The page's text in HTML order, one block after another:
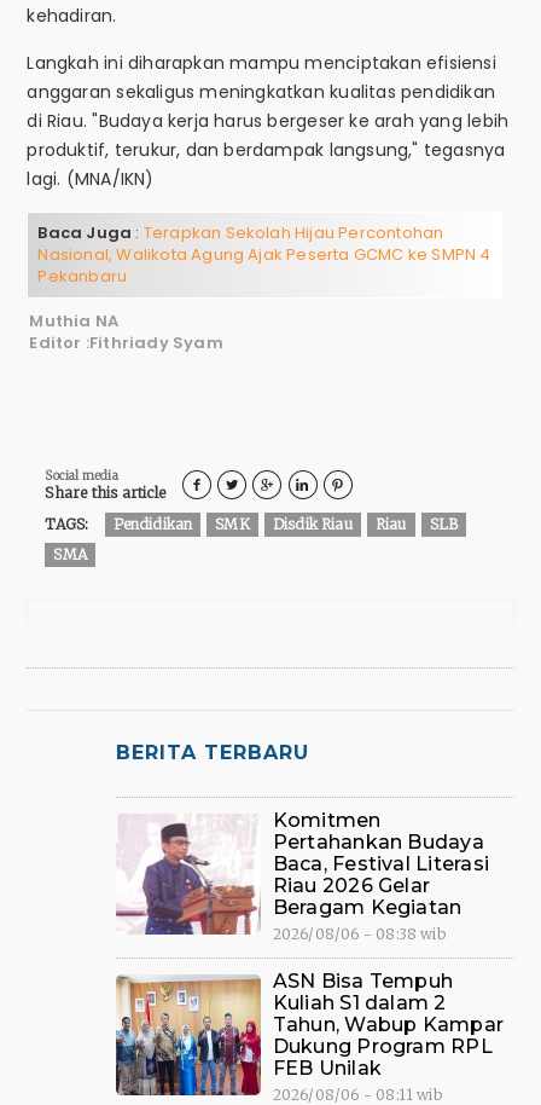
kehadiran.
Langkah ini diharapkan mampu menciptakan efisiensi
anggaran sekaligus meningkatkan kualitas pendidikan
di Riau. "Budaya kerja harus bergeser ke arah yang lebih
produktif, terukur, dan berdampak langsung," tegasnya
lagi. (MNA/IKN)
Baca Juga : Terapkan Sekolah Hijau Percontohan
Nasional, Walikota Agung Ajak Peserta GCMC ke SMPN 4
Pekanbaru
Muthia NA
Editor :Fithriady Syam
Social media
Share this article     
TAGS: Pendidikan SMK Disdik Riau Riau
SLB
SMA
BERITA TERBARU
Komitmen
Pertahankan Budaya
Baca, Festival Literasi
Riau 2026 Gelar
Beragam Kegiatan
2026/08/06 - 08:38 wib
ASN Bisa Tempuh
Kuliah S1 dalam 2
Tahun, Wabup Kampar
Dukung Program RPL
FEB Unilak
2026/08/06 - 08:11 wib